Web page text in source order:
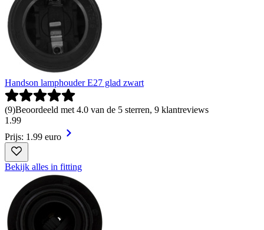
Handson lamphouder E27 glad zwart
(9)Beoordeeld met 4.0 van de 5 sterren, 9 klantreviews
1 .99
Prijs: 1.99 euro
Bekijk alles in fitting